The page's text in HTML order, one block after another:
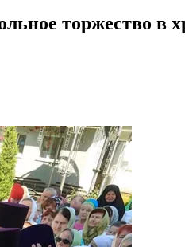
торжество в